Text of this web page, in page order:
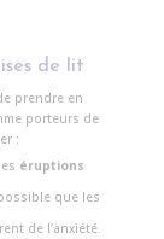
de lit
prendre en
porteurs de
:
éruptions
que les
de l’anxiété.